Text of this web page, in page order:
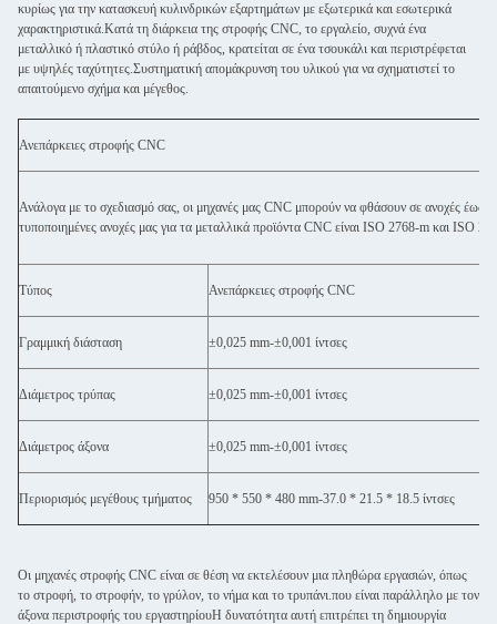
κυρίως για την κατασκευή κυλινδρικών εξαρτημάτων με εξωτερικά και εσωτερικά
χαρακτηριστικά.Κατά τη διάρκεια της στροφής CNC, το εργαλείο, συχνά ένα
μεταλλικό ή πλαστικό στύλο ή ράβδος, κρατείται σε ένα τσουκάλι και περιστρέφεται
με υψηλές ταχύτητες.Συστηματική απομάκρυνση του υλικού για να σχηματιστεί το
απαιτούμενο σχήμα και μέγεθος.
Ανεπάρκειες στροφής CNC
Ανάλογα με το σχεδιασμό σας, οι μηχανές μας CNC μπορούν να φθάσουν σε ανοχές έως
τυποποιημένες ανοχές μας για τα μεταλλικά προϊόντα CNC είναι ISO 2768-m και ISO
Τύπος Ανεπάρκειες στροφής CNC
Γραμμική διάσταση ±0,025 mm-±0,001 ίντσες
Διάμετρος τρύπας ±0,025 mm-±0,001 ίντσες
Διάμετρος άξονα ±0,025 mm-±0,001 ίντσες
Περιορισμός μεγέθους τμήματος 950 * 550 * 480 mm-37.0 * 21.5 * 18.5 ίντσες
Οι μηχανές στροφής CNC είναι σε θέση να εκτελέσουν μια πληθώρα εργασιών, όπως
το στροφή, το στροφήν, το γρύλον, το νήμα και το τρυπάνι.που είναι παράλληλο με τον
άξονα περιστροφής του εργαστηρίουΗ δυνατότητα αυτή επιτρέπει τη δημιουργία